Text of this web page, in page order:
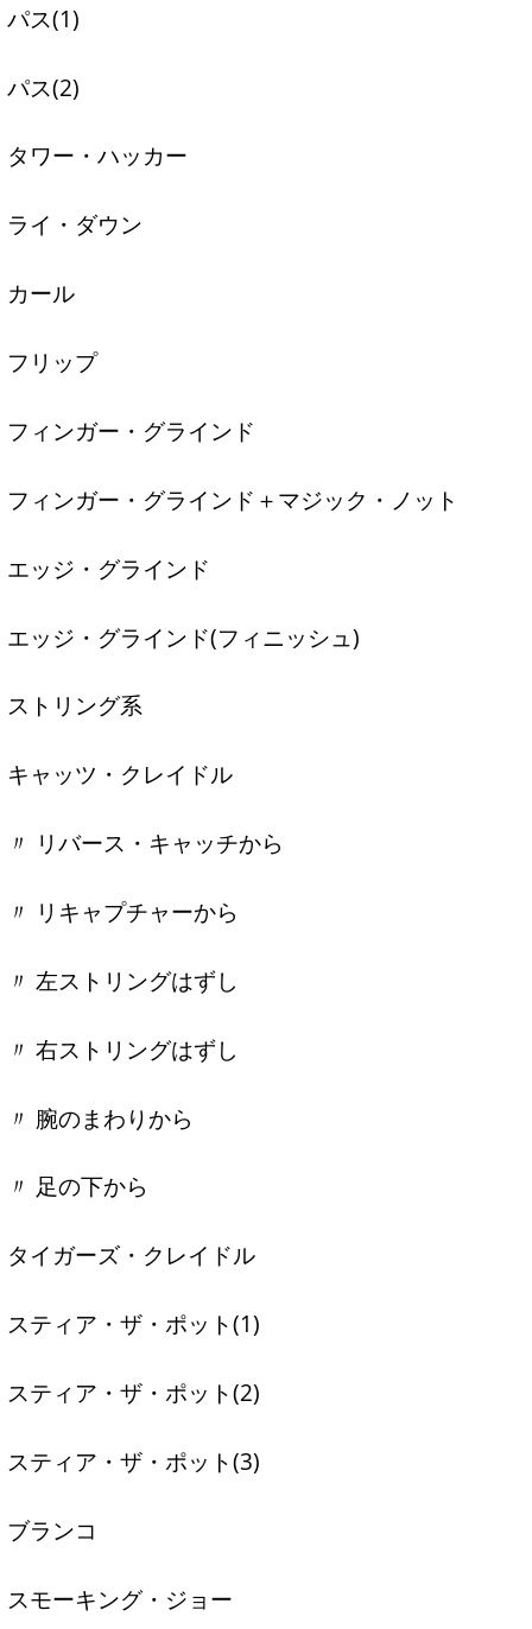
パス(1)
パス(2)
タワー・ハッカー
ライ・ダウン
カール
フリップ
フィンガー・グラインド
フィンガー・グラインド＋マジック・ノット
エッジ・グラインド
エッジ・グラインド(フィニッシュ)
ストリング系
キャッツ・クレイドル
〃 リバース・キャッチから
〃 リキャプチャーから
〃 左ストリングはずし
〃 右ストリングはずし
〃 腕のまわりから
〃 足の下から
タイガーズ・クレイドル
スティア・ザ・ポット(1)
スティア・ザ・ポット(2)
スティア・ザ・ポット(3)
ブランコ
スモーキング・ジョー